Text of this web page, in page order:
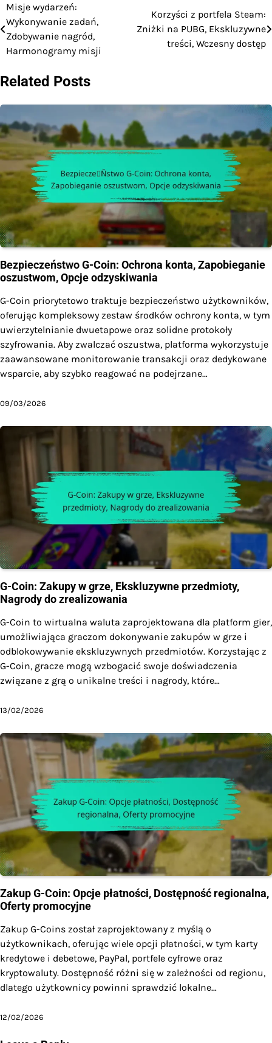
Post
navigation
Misje wydarzeń:
Wykonywanie zadań,
Zdobywanie nagród,
Harmonogramy misji
Korzyści z portfela Steam:
Zniżki na PUBG, Ekskluzywne
treści, Wczesny dostęp
Related Posts
Bezpieczeństwo G-Coin: Ochrona konta, Zapobieganie
oszustwom, Opcje odzyskiwania
G-Coin priorytetowo traktuje bezpieczeństwo użytkowników,
oferując kompleksowy zestaw środków ochrony konta, w tym
uwierzytelnianie dwuetapowe oraz solidne protokoły
szyfrowania. Aby zwalczać oszustwa, platforma wykorzystuje
zaawansowane monitorowanie transakcji oraz dedykowane
wsparcie, aby szybko reagować na podejrzane…
09/03/2026
G-Coin: Zakupy w grze, Ekskluzywne przedmioty,
Nagrody do zrealizowania
G-Coin to wirtualna waluta zaprojektowana dla platform gier,
umożliwiająca graczom dokonywanie zakupów w grze i
odblokowywanie ekskluzywnych przedmiotów. Korzystając z
G-Coin, gracze mogą wzbogacić swoje doświadczenia
związane z grą o unikalne treści i nagrody, które…
13/02/2026
Zakup G-Coin: Opcje płatności, Dostępność regionalna,
Oferty promocyjne
Zakup G-Coins został zaprojektowany z myślą o
użytkownikach, oferując wiele opcji płatności, w tym karty
kredytowe i debetowe, PayPal, portfele cyfrowe oraz
kryptowaluty. Dostępność różni się w zależności od regionu,
dlatego użytkownicy powinni sprawdzić lokalne…
12/02/2026